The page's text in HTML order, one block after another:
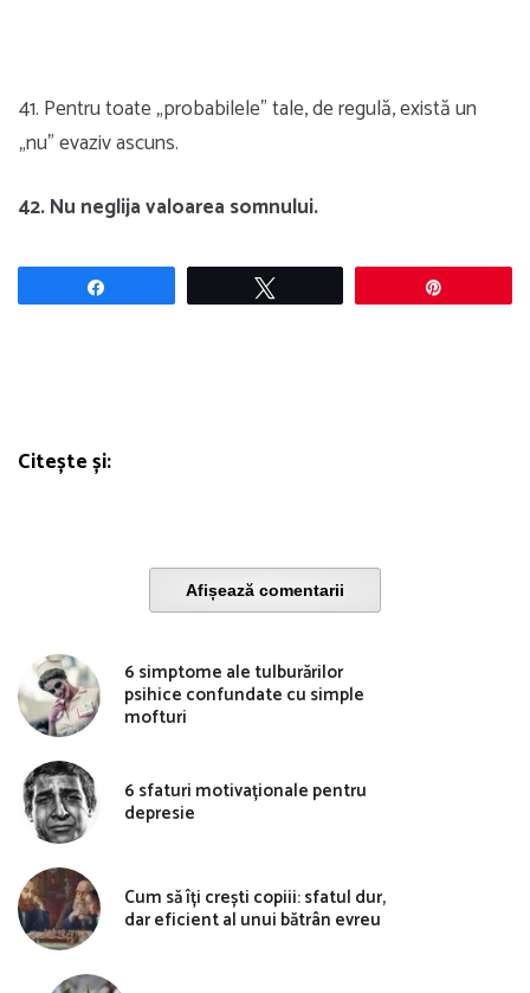
41. Pentru toate „probabilele” tale, de regulă, există un
„nu” evaziv ascuns.
42. Nu neglija valoarea somnului.
Citește și:
Afișează comentarii
6 simptome ale tulburărilor
psihice confundate cu simple
mofturi
6 sfaturi motivaționale pentru
depresie
Cum să îți crești copiii: sfatul dur,
dar eficient al unui bătrân evreu